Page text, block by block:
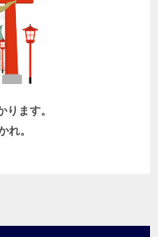
ます。
れ。